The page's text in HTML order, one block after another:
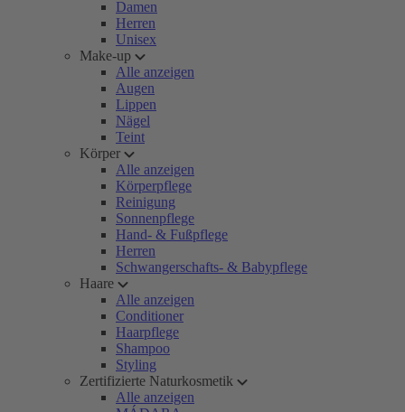
Damen
Herren
Unisex
Make-up
Alle anzeigen
Augen
Lippen
Nägel
Teint
Körper
Alle anzeigen
Körperpflege
Reinigung
Sonnenpflege
Hand- & Fußpflege
Herren
Schwangerschafts- & Babypflege
Haare
Alle anzeigen
Conditioner
Haarpflege
Shampoo
Styling
Zertifizierte Naturkosmetik
Alle anzeigen